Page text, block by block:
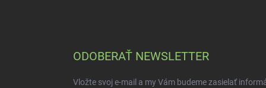
ODOBERAŤ NEWSLETTER
Vložte svoj e-mail a my Vám budeme zasielať